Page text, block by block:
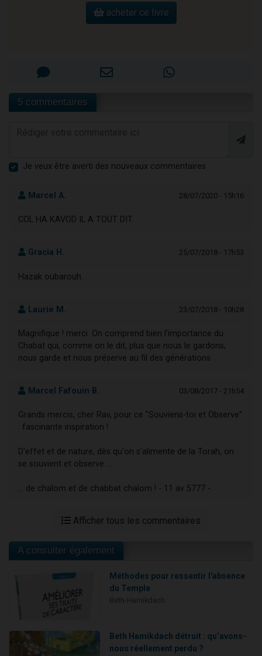
acheter ce livre
5 commentaires
Je veux être averti des nouveaux commentaires
Marcel A. 28/07/2020 - 15h16
COL HA KAVOD IL A TOUT DIT
Gracia H. 25/07/2018 - 17h53
Hazak oubarouh.
Laurie M. 23/07/2018 - 10h28
Magnifique ! merci. On comprend bien l'importance du
Chabat qui, comme on le dit, plus que nous le gardons,
nous garde et nous préserve au fil des générations.
Marcel Fafouin B. 03/08/2017 - 21h54
Grands mercis, cher Rav, pour ce "Souviens-toi et Observe"
: fascinante inspiration !
D'effet et de nature, dès qu'on s'alimente de la Torah, on
se souvient et observe ...
... de chalom et de chabbat chalom ! - 11 av 5777 -.
Afficher tous les commentaires
A consulter également
Méthodes pour ressentir l'absence
du Temple
Beth Hamikdach détruit : qu’avons-
nous réellement perdu ?